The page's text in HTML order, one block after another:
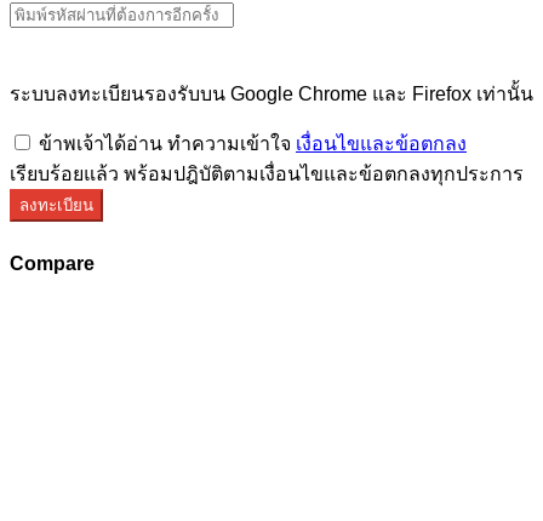
ระบบลงทะเบียนรองรับบน Google Chrome และ Firefox เท่านั้น
ข้าพเจ้าได้อ่าน ทำความเข้าใจ เงื่อนไขและข้อตกลง
เรียบร้อยแล้ว พร้อมปฎิบัติตามเงื่อนไขและข้อตกลงทุกประการ
ลงทะเบียน
Compare